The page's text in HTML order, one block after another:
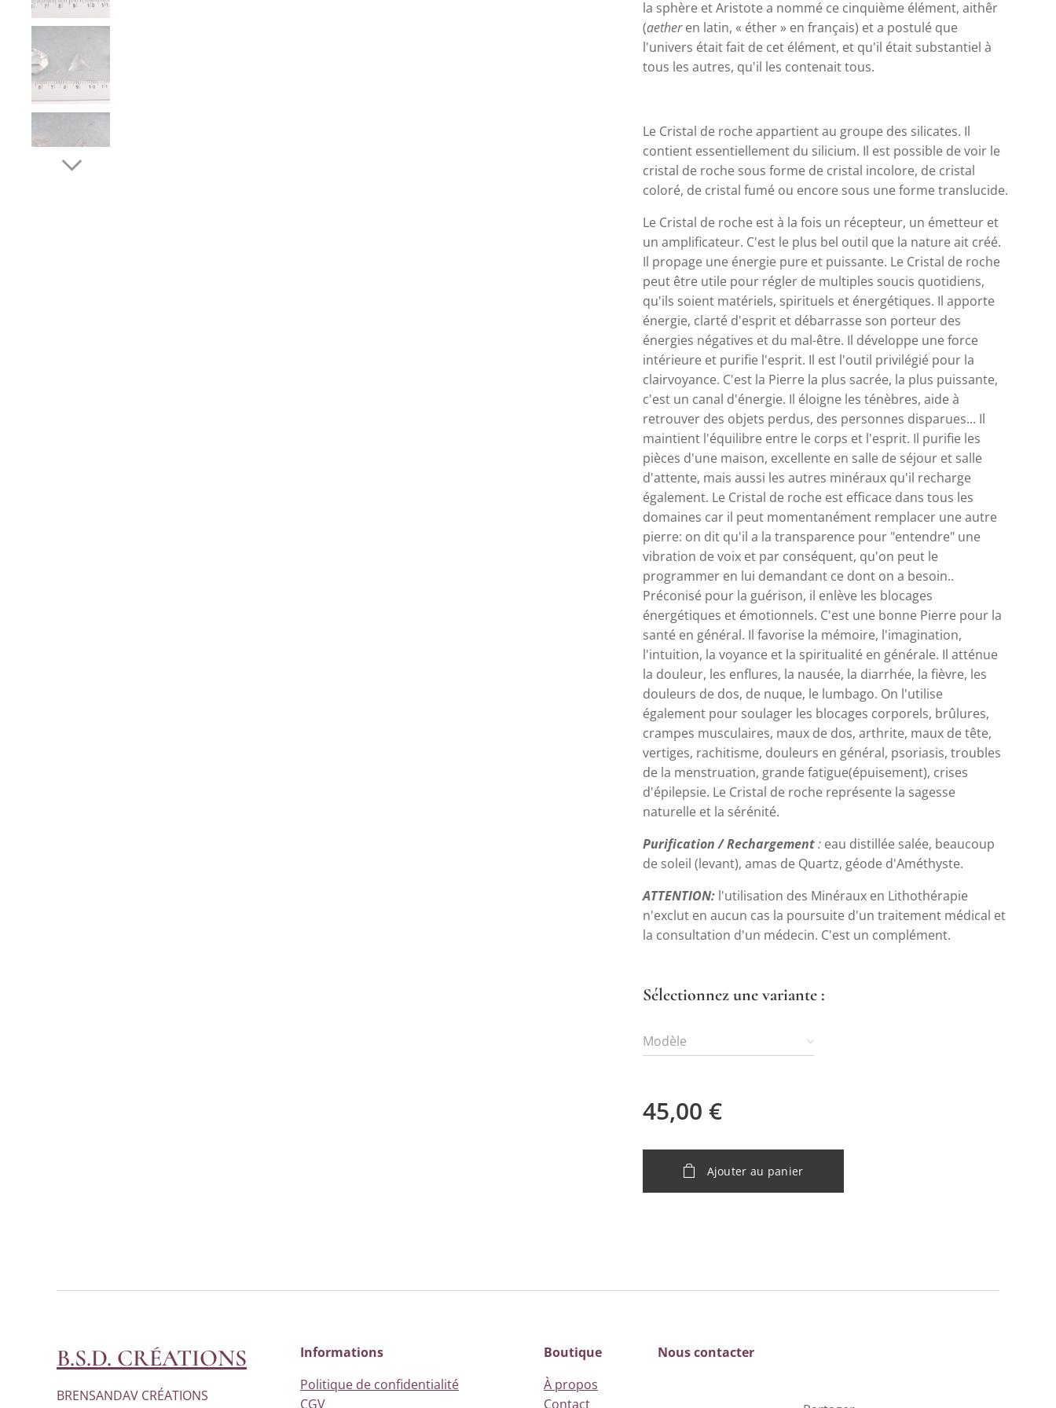
la sphère et Aristote a nommé ce cinquième élément, aithêr
(aetheren latin, « éther » en français) et a postulé que
l'univers était fait de cet élément, et qu'il était substantiel à
tous les autres, qu'il les contenait tous.
Le Cristal de roche appartient au groupe des silicates. Il
contient essentiellement du silicium. Il est possible de voir le
cristal de roche sous forme de cristal incolore, de cristal
coloré, de cristal fumé ou encore sous une forme translucide.
Le Cristal de roche est à la fois un récepteur, un émetteur et
un amplificateur. C'est le plus bel outil que la nature ait créé.
Il propage une énergie pure et puissante. Le Cristal de roche
peut être utile pour régler de multiples soucis quotidiens,
qu'ils soient matériels, spirituels et énergétiques. Il apporte
énergie, clarté d'esprit et débarrasse son porteur des
énergies négatives et du mal-être. Il développe une force
intérieure et purifie l'esprit. Il est l'outil privilégié pour la
clairvoyance. C'est la Pierre la plus sacrée, la plus puissante,
c'est un canal d'énergie. Il éloigne les ténèbres, aide à
retrouver des objets perdus, des personnes disparues... Il
maintient l'équilibre entre le corps et l'esprit. Il purifie les
pièces d'une maison, excellente en salle de séjour et salle
d'attente, mais aussi les autres minéraux qu'il recharge
également. Le Cristal de roche est efficace dans tous les
domaines car il peut momentanément remplacer une autre
pierre: on dit qu'il a la transparence pour "entendre" une
vibration de voix et par conséquent, qu'on peut le
programmer en lui demandant ce dont on a besoin..
Préconisé pour la guérison, il enlève les blocages
énergétiques et émotionnels. C'est une bonne Pierre pour la
santé en général. Il favorise la mémoire, l'imagination,
l'intuition, la voyance et la spiritualité en générale. Il atténue
la douleur, les enflures, la nausée, la diarrhée, la fièvre, les
douleurs de dos, de nuque, le lumbago. On l'utilise
également pour soulager les blocages corporels, brûlures,
crampes musculaires, maux de dos, arthrite, maux de tête,
vertiges, rachitisme, douleurs en général, psoriasis, troubles
de la menstruation, grande fatigue(épuisement), crises
d'épilepsie. Le Cristal de roche représente la sagesse
naturelle et la sérénité.
Purification / Rechargement: eau distillée salée, beaucoup
de soleil (levant), amas de Quartz, géode d'Améthyste.
ATTENTION: l'utilisation des Minéraux en Lithothérapie
n'exclut en aucun cas la poursuite d'un traitement médical et
la consultation d'un médecin. C'est un complément.
Sélectionnez une variante :
Modèle
45,00 €
Ajouter au panier
B.S.D. CRÉATIONS
BRENSANDAV CRÉATIONS
Informations
Politique de confidentialité
CGV
Boutique
À propos
Contact
Nous contacter